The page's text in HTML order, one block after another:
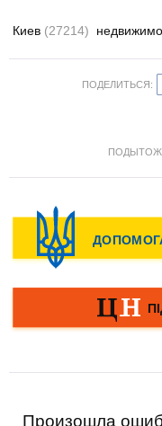
Киев (27214)
ПОДЕЛИТЬСЯ:
Произошла